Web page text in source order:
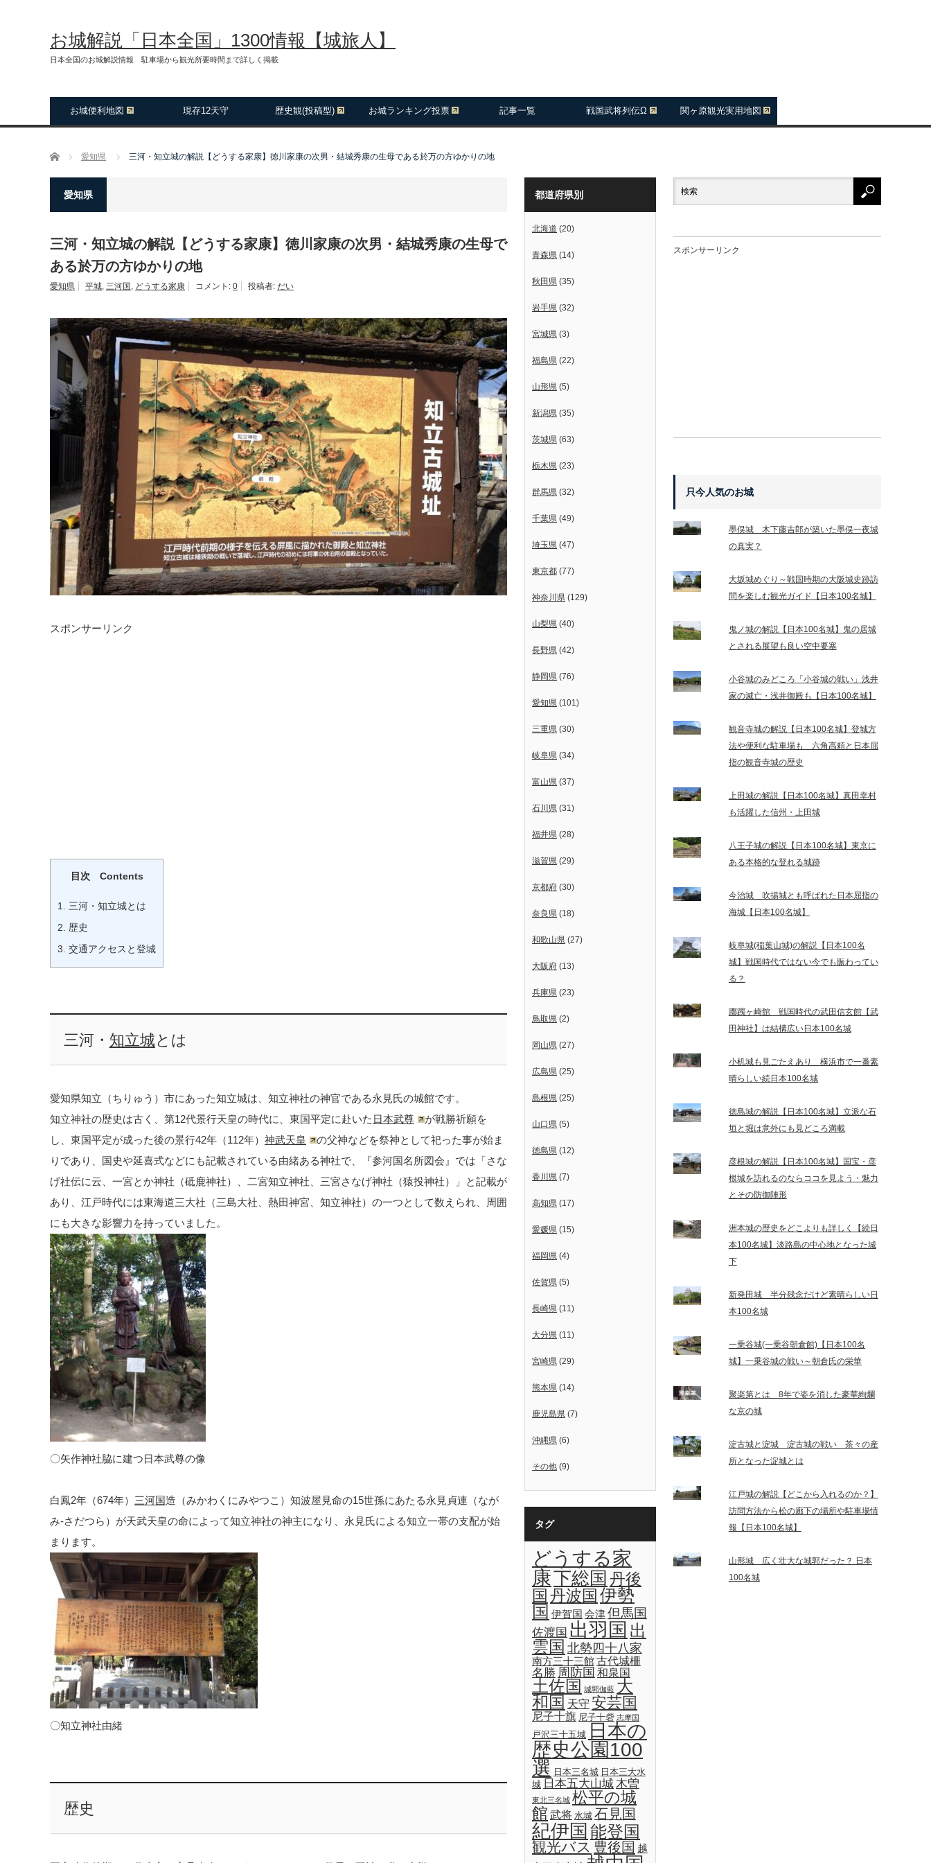
お城解説「日本全国」1300情報【城旅人】
日本全国のお城解説情報 駐車場から観光所要時間まで詳しく掲載
お城便利地図 現存12天守 歴史観(投稿型) お城ランキング投票 記事一覧 戦国武将列伝Ω 関ヶ原観光実用地図
ホーム 愛知県 三河・知立城の解説【どうする家康】徳川家康の次男・結城秀康の生母である於万の方ゆかりの地
愛知県
三河・知立城の解説【どうする家康】徳川家康の次男・結城秀康の生母で
ある於万の方ゆかりの地
愛知県 平城, 三河国 , どうする家康 コメント: 0 投稿者: だい
スポンサーリンク
目次 Contents
1. 三河・知立城とは
2. 歴史
3. 交通アクセスと登城
三河・ 知立城とは
愛知県知立（ちりゅう）市にあった知立城は、知立神社の神官である永見氏の城館です。
知立神社の歴史は古く、第12代景行天皇の時代に、東国平定に赴いた 日本武尊
が戦勝祈願を
し、東国平定が成った後の景行42年（112年） 神武天皇
の父神などを祭神として祀った事が始ま
りであり、国史や延喜式などにも記載されている由緒ある神社で、『参河国名所図会』では「さな
げ社伝に云、一宮とか神社（砥鹿神社）、二宮知立神社、三宮さなげ神社（猿投神社）」と記載が
あり、江戸時代には東海道三大社（三島大社、熱田神宮、知立神社）の一つとして数えられ、周囲
にも大きな影響力を持っていました。
〇矢作神社脇に建つ日本武尊の像
白鳳2年（674年） 三河国造（みかわくにみやつこ）知波屋見命の15世孫にあたる永見貞連（なが
み-さだつら）が天武天皇の命によって知立神社の神主になり、永見氏による知立一帯の支配が始
まります。
〇知立神社由緒
歴史
都道府県別
北海道 (20)
青森県 (14)
秋田県 (35)
岩手県 (32)
宮城県 (3)
福島県 (22)
山形県 (5)
新潟県 (35)
茨城県 (63)
栃木県 (23)
群馬県 (32)
千葉県 (49)
埼玉県 (47)
東京都 (77)
神奈川県 (129)
山梨県 (40)
長野県 (42)
静岡県 (76)
愛知県 (101)
三重県 (30)
岐阜県 (34)
富山県 (37)
石川県 (31)
福井県 (28)
滋賀県 (29)
京都府 (30)
奈良県 (18)
和歌山県 (27)
大阪府 (13)
兵庫県 (23)
鳥取県 (2)
岡山県 (27)
広島県 (25)
島根県 (25)
山口県 (5)
徳島県 (12)
香川県 (7)
高知県 (17)
愛媛県 (15)
福岡県 (4)
佐賀県 (5)
長崎県 (11)
大分県 (11)
宮崎県 (29)
熊本県 (14)
鹿児島県 (7)
沖縄県 (6)
その他 (9)
タグ
どうする家
康下総国 丹後
国 丹波国 伊勢
国 伊賀国 会津但馬国
佐渡国 出羽国 出
雲国 北勢四十八家
南方三十三館古代城柵
名勝 周防国 和泉国
土佐国 城郭伽藍 大
和国 天守 安芸国
尼子十旗 尼子十砦 志摩国
戸沢三十五城 日本の
歴史公園100
選 日本三名城 日本三大水
城 日本五大山城木曽
東北三名城 松平の城
館 武将 水城 石見国
紀伊国 能登国
観光バス 豊後国 越
スポンサーリンク
只今人気のお城
墨俣城 木下藤吉郎が築いた墨俣一夜城
の真実？
大坂城めぐり～戦国時期の大阪城史跡訪
問を楽しむ観光ガイド【日本100名城】
鬼ノ城の解説【日本100名城】鬼の居城
とされる展望も良い空中要塞
小谷城のみどころ「小谷城の戦い」浅井
家の滅亡・浅井御殿も【日本100名城】
観音寺城の解説【日本100名城】登城方
法や便利な駐車場も 六角高頼と日本屈
指の観音寺城の歴史
上田城の解説【日本100名城】真田幸村
も活躍した信州・上田城
八王子城の解説【日本100名城】東京に
ある本格的な登れる城跡
今治城 吹揚城とも呼ばれた日本屈指の
海城【日本100名城】
岐阜城(稲葉山城)の解説【日本100名
城】戦国時代ではない今でも賑わってい
る？
躑躅ヶ崎館 戦国時代の武田信玄館【武
田神社】は結構広い日本100名城
小机城も見ごたえあり 横浜市で一番素
晴らしい続日本100名城
徳島城の解説【日本100名城】立派な石
垣と堀は意外にも見どころ満載
彦根城の解説【日本100名城】国宝・彦
根城を訪れるのならココを見よう・魅力
とその防御陣形
洲本城の歴史をどこよりも詳しく【続日
本100名城】淡路島の中心地となった城
下
新発田城 半分残念だけど素晴らしい日
本100名城
一乗谷城(一乗谷朝倉館)【日本100名
城】一乗谷城の戦い～朝倉氏の栄華
聚楽第とは 8年で姿を消した豪華絢爛
な京の城
淀古城と淀城 淀古城の戦い 茶々の産
所となった淀城とは
江戸城の解説【どこから入れるのか？】
訪問方法から松の廊下の場所や駐車場情
報【日本100名城】
山形城 広く壮大な城郭だった？ 日本
100名城